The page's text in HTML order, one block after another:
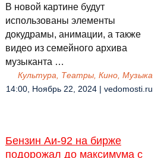
В новой картине будут
использованы элементы
докудрамы, анимации, а также
видео из семейного архива
музыканта …
Культура, Театры, Кино, Музыка
14:00, Ноябрь 22, 2024 | vedomosti.ru
Бензин Аи-92 на бирже
подорожал до максимума с